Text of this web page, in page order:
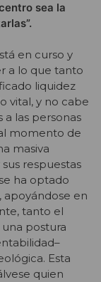
sea la
en curso y
a lo que tanto
liquidez
vital, y no cabe
las personas
momento de
masiva
respuestas
ha optado
apoyándose en
tanto el
postura
Esta
quien